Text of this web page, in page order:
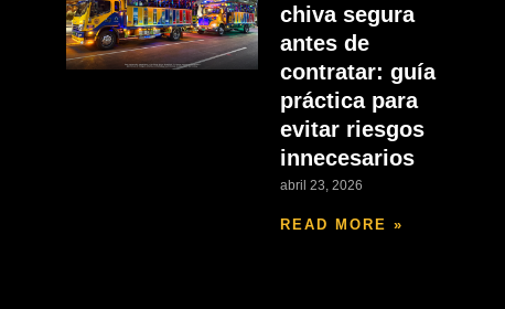
chiva segura
antes de
contratar: guía
práctica para
evitar riesgos
innecesarios
abril 23, 2026
READ MORE »